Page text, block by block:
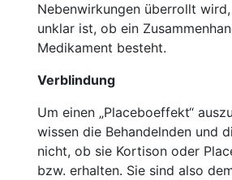
Nebenwirkungen überrollt
unklar ist, ob ein
Medikament besteht.
Verblindung
Um einen „Placeboeffekt“
wissen die Behandelnden und
nicht, ob sie Kortison oder
bzw. erhalten. Sie sind also